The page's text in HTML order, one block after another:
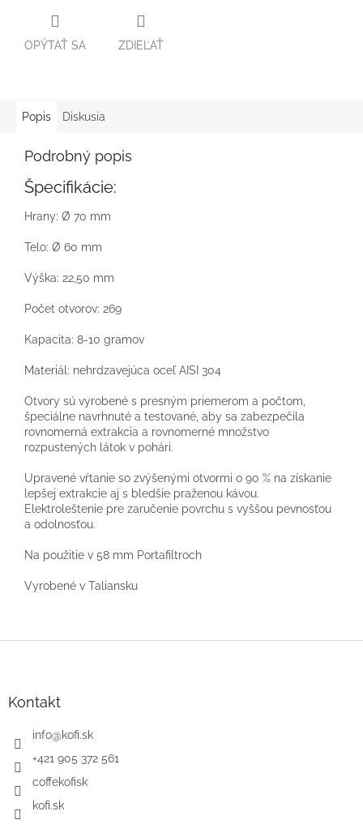
OPÝTAŤ SA ZDIEĽAŤ
Popis Diskusia
Podrobný popis
Špecifikácie:
Hrany: Ø 70 mm
Telo: Ø 60 mm
Výška: 22,50 mm
Počet otvorov: 269
Kapacita: 8-10 gramov
Materiál: nehrdzavejúca oceľ AISI 304
Otvory sú vyrobené s presným priemerom a počtom,
špeciálne navrhnuté a testované, aby sa zabezpečila
rovnomerná extrakcia a rovnomerné množstvo
rozpustených látok v pohári.
Upravené vŕtanie so zvýšenými otvormi o 90 % na získanie
lepšej extrakcie aj s bledšie praženou kávou.
Elektroleštenie pre zaručenie povrchu s vyššou pevnosťou
a odolnosťou.
Na použitie v 58 mm Portafiltroch
Vyrobené v Taliansku
Kontakt
info@kofi.sk
+421 905 372 561
coffekofisk
kofi.sk